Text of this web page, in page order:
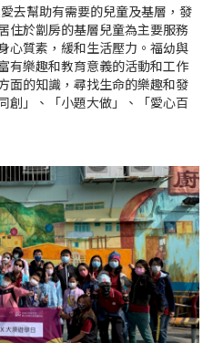
去幫助有需要的兒童及基層，發
住於劏房的基層兒童為主要服務
心質素，緩和生活壓力。福幼與
有樂趣和教育意義的活動和工作
面的知識，尋找生命的樂趣和發
創」、「小題大做」、「愛心百